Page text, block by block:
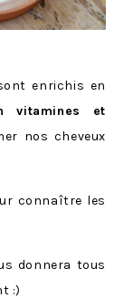
enrichis en
vitamines et
nos cheveux
connaître les
donnera tous
:)